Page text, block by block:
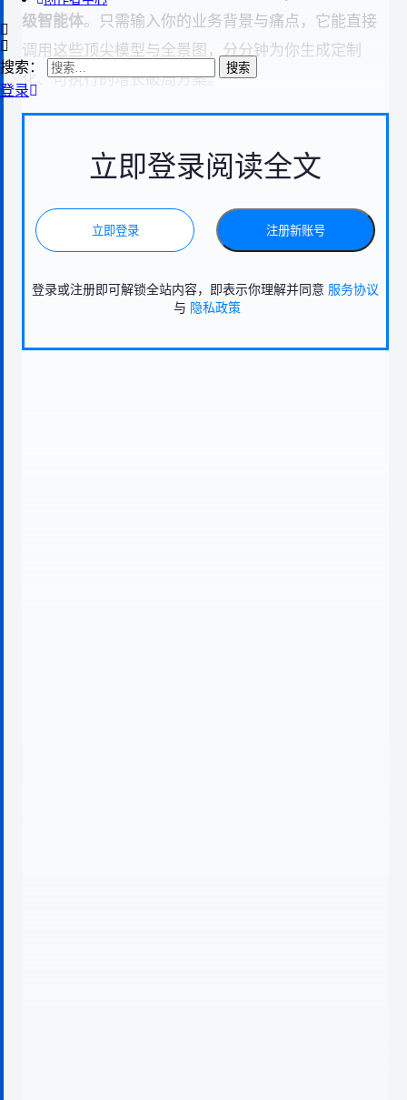
搜索：
登录
级智能体。只需输入你的业务背景与痛点，它能直接
调用这些顶尖模型与全景图，分分钟为你生成定制
化、可执行的增长破局方案。
立即登录阅读全文
立即登录 注册新账号
登录或注册即可解锁全站内容，即表示你理解并同意 服务协议
与 隐私政策